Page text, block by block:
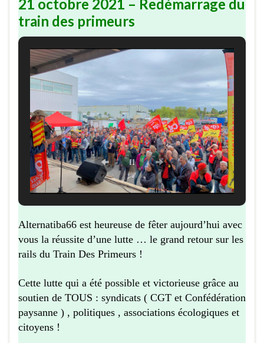
21 octobre 2021 – Redémarrage du
train des primeurs
Alternatiba66 est heureuse de fêter aujourd’hui avec
vous la réussite d’une lutte … le grand retour sur les
rails du Train Des Primeurs !
Cette lutte qui a été possible et victorieuse grâce au
soutien de TOUS : syndicats ( CGT et Confédération
paysanne ) , politiques , associations écologiques et
citoyens !